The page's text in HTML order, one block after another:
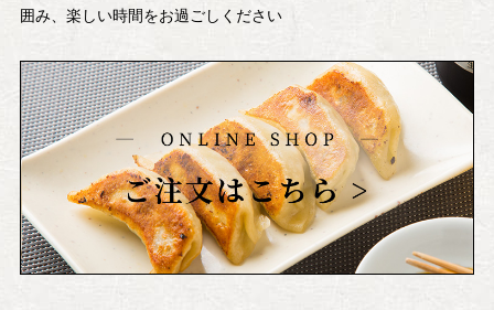
囲み、楽しい時間をお過ごしください